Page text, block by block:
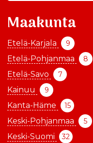
Maakunta
Etelä-Karjala 9
Etelä-Pohjanmaa 8
Etelä-Savo 7
Kainuu 9
Kanta-Häme 15
Keski-Pohjanmaa 5
Keski-Suomi 32